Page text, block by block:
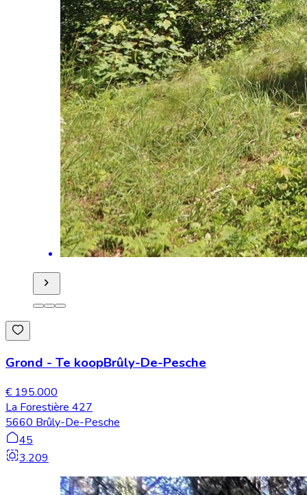
Grond - Te koopBrûly-De-Pesche
€ 195.000
La Forestière 427
5660 Brûly-De-Pesche
45
3.209